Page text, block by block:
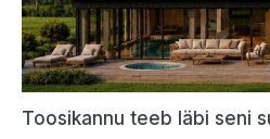
Toosikannu teeb läbi seni